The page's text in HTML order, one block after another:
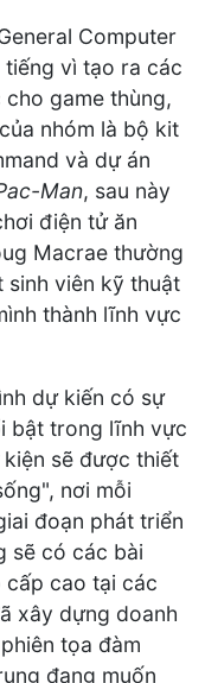
Computer
vì tạo ra các
game thùng,
nhóm là bộ kit
và dự án
Man, sau này
điện tử ăn
Macrae thường
sinh viên kỹ thuật
thành lĩnh vực
dự kiến có sự
bật trong lĩnh vực
kiện sẽ được thiết
nơi mỗi
đoạn phát triển
sẽ có các bài
cấp cao tại các
xây dựng doanh
tọa đàm
đang muốn